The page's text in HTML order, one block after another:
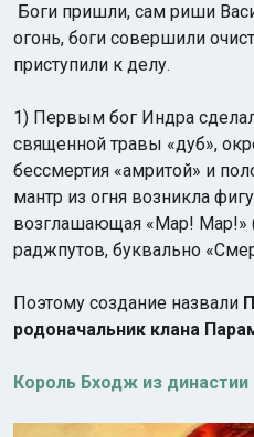
Боги пришли, сам риши
огонь, боги совершили
приступили к делу.
1) Первым бог Индра
священной травы «дуб»,
бессмертия «амритой» и
мантр из огня возникла
возглашающая «Мар! Мар!»
раджпутов, буквально
Поэтому создание назвали
родоначальник клана
Король Бходж из